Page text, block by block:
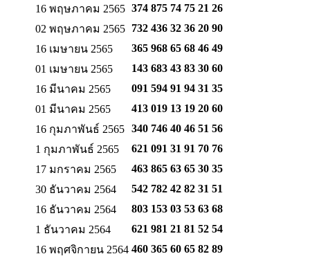
16 พฤษภาคม 2565 374 875 74 75 21 26
02 พฤษภาคม 2565 732 436 32 36 20 90
16 เมษายน 2565
365 968 65 68 46 49
01 เมษายน 2565
143 683 43 83 30 60
16 มีนาคม 2565
091 594 91 94 31 35
01 มีนาคม 2565
413 019 13 19 20 60
16 กุมภาพันธ์ 2565 340 746 40 46 51 56
1 กุมภาพันธ์ 2565
621 091 31 91 70 76
17 มกราคม 2565
463 865 63 65 30 35
30 ธันวาคม 2564
542 782 42 82 31 51
16 ธันวาคม 2564
803 153 03 53 63 68
1 ธันวาคม 2564
621 981 21 81 52 54
16 พฤศจิกายน 2564 460 365 60 65 82 89